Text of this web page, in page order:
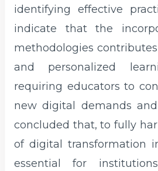
identifying effective
indicate that the
methodologies
and personalized
requiring educators to
new digital demands
concluded that, to fully
of digital transformation
essential for